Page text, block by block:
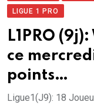
LIGUE 1 PRO
L1PRO
ce
points…
Ligue1(J9): 18